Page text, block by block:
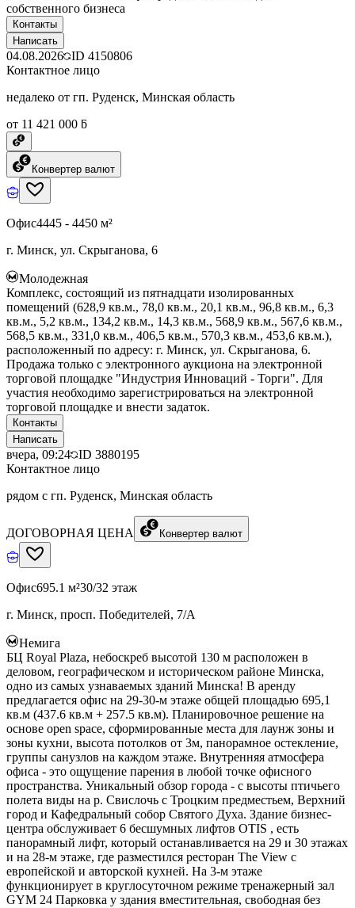
собственного бизнеса
Контакты
Написать
04.08.2026 ID 4150806
Контактное лицо
недалеко от гп. Руденск, Минская область
от 11 421 000 ƃ
Конвертер валют
Офис4445 - 4450 м²
г. Минск, ул. Скрыганова, 6
Молодежная
Комплекс, состоящий из пятнадцати изолированных
помещений (628,9 кв.м., 78,0 кв.м., 20,1 кв.м., 96,8 кв.м., 6,3
кв.м., 5,2 кв.м., 134,2 кв.м., 14,3 кв.м., 568,9 кв.м., 567,6 кв.м.,
568,5 кв.м., 331,0 кв.м., 406,5 кв.м., 570,3 кв.м., 453,6 кв.м.),
расположенный по адресу: г. Минск, ул. Скрыганова, 6.
Продажа только с электронного аукциона на электронной
торговой площадке "Индустрия Инноваций - Торги". Для
участия необходимо зарегистрироваться на электронной
торговой площадке и внести задаток.
Контакты
Написать
вчера, 09:24 ID 3880195
Контактное лицо
рядом с гп. Руденск, Минская область
ДОГОВОРНАЯ ЦЕНА Конвертер валют
Офис695.1 м²30/32 этаж
г. Минск, просп. Победителей, 7/А
Немига
БЦ Royal Plaza, небоскреб высотой 130 м расположен в
деловом, географическом и историческом районе Минска,
одно из самых узнаваемых зданий Минска! В аренду
предлагается офис на 29-30-м этаже общей площадью 695,1
кв.м (437.6 кв.м + 257.5 кв.м). Планировочное решение на
основе open space, сформированные места для лаунж зоны и
зоны кухни, высота потолков от 3м, панорамное остекление,
группы санузлов на каждом этаже. Внутренняя атмосфера
офиса - это ощущение парения в любой точке офисного
пространства. Уникальный обзор города - с высоты птичьего
полета виды на р. Свислочь с Троцким предместьем, Верхний
город и Кафедральный собор Святого Духа. Здание бизнес-
центра обслуживает 6 бесшумных лифтов OTIS , есть
панорамный лифт, который останавливается на 29 и 30 этажах
и на 28-м этаже, где разместился ресторан The View с
европейской и авторской кухней. На 3-м этаже
функционирует в круглосуточном режиме тренажерный зал
GYM 24 Парковка у здания вместительная, свободная без